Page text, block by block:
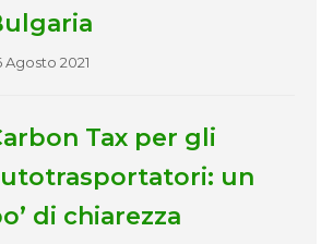
Agosto 2021
Tax per gli
un
di chiarezza